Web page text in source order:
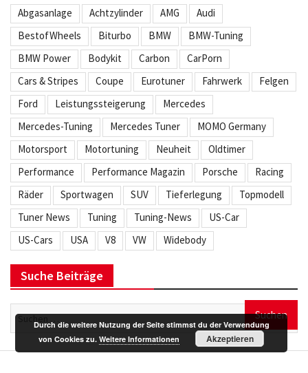
Abgasanlage Achtzylinder AMG
Audi
BestofWheels
Biturbo BMW
BMW-Tuning
BMW Power
Bodykit Carbon
CarPorn
Cars & Stripes
Coupe Eurotuner Fahrwerk
Felgen
Ford
Leistungssteigerung
Mercedes
Mercedes-Tuning
Mercedes Tuner
MOMO Germany
Motorsport
Motortuning Neuheit
Oldtimer
Performance
Performance Magazin Porsche
Racing
Räder
Sportwagen SUV Tieferlegung
Topmodell
Tuner News
Tuning Tuning-News
US-Car
US-Cars
USA V8 VW Widebody
Suche Beiträge
Suchen
nach:Durch die weitere Nutzung der Seite stimmst du der Verwendung
von Cookies zu.Weitere Informationen Akzeptieren